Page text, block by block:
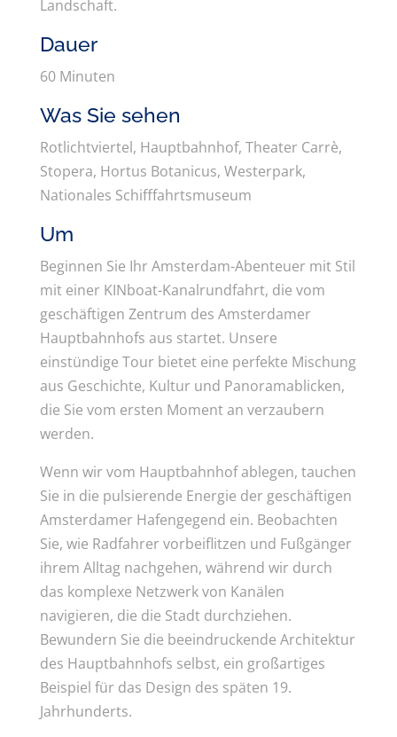
Landschaft.
Dauer
60 Minuten
Was Sie sehen
Rotlichtviertel, Hauptbahnhof, Theater Carrè,
Stopera, Hortus Botanicus, Westerpark,
Nationales Schifffahrtsmuseum
Um
Beginnen Sie Ihr Amsterdam-Abenteuer mit Stil
mit einer KINboat-Kanalrundfahrt, die vom
geschäftigen Zentrum des Amsterdamer
Hauptbahnhofs aus startet. Unsere
einstündige Tour bietet eine perfekte Mischung
aus Geschichte, Kultur und Panoramablicken,
die Sie vom ersten Moment an verzaubern
werden.
Wenn wir vom Hauptbahnhof ablegen, tauchen
Sie in die pulsierende Energie der geschäftigen
Amsterdamer Hafengegend ein. Beobachten
Sie, wie Radfahrer vorbeiflitzen und Fußgänger
ihrem Alltag nachgehen, während wir durch
das komplexe Netzwerk von Kanälen
navigieren, die die Stadt durchziehen.
Bewundern Sie die beeindruckende Architektur
des Hauptbahnhofs selbst, ein großartiges
Beispiel für das Design des späten 19.
Jahrhunderts.